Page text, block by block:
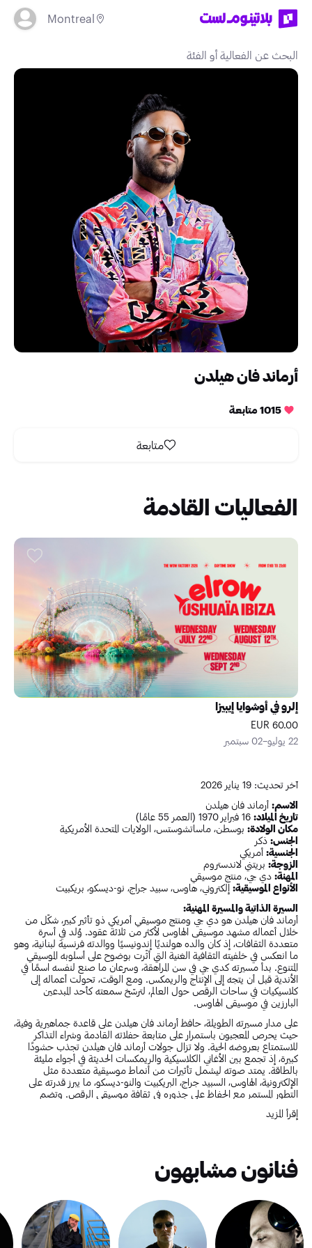
Montreal
أرماند فان هيلدن
متابعة
الفعاليات القادمة
إلرو في أوشوايا إيبيزا
60.00 EUR
22 يوليو–02 سبتمبر
آخر تحديث: 19 يناير 2026
الاسم: أرماند فان هيلدن
تاريخ الميلاد:
مكان الولادة: بوسطن، ماساتشوستس، الولايات المتحدة الأمريكية
الجنس: ذكر
الجنسية: أمريكي
الزوجة: بريتني لاندستروم
المهنة: دي جي، منتج موسيقي
الأنواع الموسيقية: إلكتروني، هاوس، سبيد جراج، نو-ديسكو، بريكبيت
السيرة الذاتية والمسيرة المهنية:
أرماند فان هيلدن هو دي جي ومنتج موسيقي أمريكي ذو تأثير كبير، شكّل من
خلال أعماله مشهد موسيقى الهاوس لأكثر من ثلاثة عقود. وُلد في أسرة
متعددة الثقافات، إذ كان والده هولنديًا إندونيسيًا ووالدته فرنسية لبنانية، وهو
ما انعكس في خلفيته الثقافية الغنية التي أثّرت بوضوح على أسلوبه الموسيقي
المتنوع. بدأ مسيرته كدي جي في سن المراهقة، وسرعان ما صنع لنفسه اسمًا في
الأندية قبل أن يتجه إلى الإنتاج والريمكس. ومع الوقت، تحولت أعماله إلى
كلاسيكيات في ساحات الرقص حول العالم، لترسّخ سمعته كأحد المبدعين
البارزين في موسيقى الهاوس.
على مدار مسيرته الطويلة، حافظ أرماند فان هيلدن على قاعدة جماهيرية وفية،
حيث يحرص المعجبون باستمرار على متابعة حفلاته القادمة وشراء التذاكر
للاستمتاع بعروضه الحية. ولا تزال جولات أرماند فان هيلدن تجذب حشودًا
كبيرة، إذ تجمع بين الأغاني الكلاسيكية والريمكسات الحديثة في أجواء مليئة
بالطاقة. يمتد صوته ليشمل تأثيرات من أنماط موسيقية متعددة مثل
الإلكترونية، الهاوس، السبيد جراج، البريكبيت والنو-ديسكو، ما يبرز قدرته على
التطور المستمر مع الحفاظ على جذوره في ثقافة موسيقى الرقص. وتضم
في هذا المجال.
بوضوح حجم تأثيره المستمر. وقد كانت زوجته بريتني لاندستروم (بريتلز) داعمة
له على الصعيدين الشخصي والمهني. كما شكّلت القيم العائلية، بما في ذلك
علاقته بوالديه، جزءًا مهمًا من رحلته، رغم حرصه على إبقاء حياته الخاصة بعيدًا
وشعبيته الحضور بقوة في مشهد الموسيقى الإلكترونية، فيما يترقب المعجبون
دائمًا إصداره أو عرضه القادم.
ألبومات أرماند فان هيلدن:
إقرأ المزيد
فنانون مشابهون